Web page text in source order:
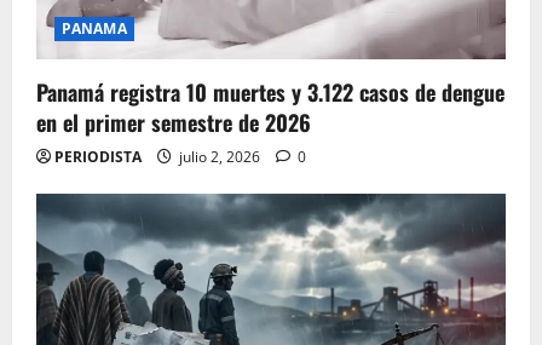
PANAMA
Panamá registra 10 muertes y 3.122 casos de dengue
en el primer semestre de 2026
PERIODISTA julio 2, 2026 0